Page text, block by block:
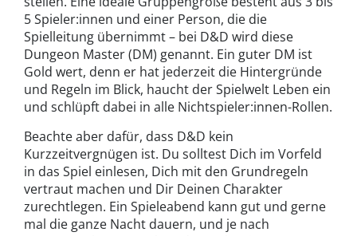
5 Spieler:innen und einer Person, die die
Spielleitung übernimmt – bei D&D wird diese
Dungeon Master (DM) genannt. Ein guter DM ist
Gold wert, denn er hat jederzeit die Hintergründe
und Regeln im Blick, haucht der Spielwelt Leben ein
und schlüpft dabei in alle Nichtspieler:innen-Rollen.
Beachte aber dafür, dass D&D kein
Kurzzeitvergnügen ist. Du solltest Dich im Vorfeld
in das Spiel einlesen, Dich mit den Grundregeln
vertraut machen und Dir Deinen Charakter
zurechtlegen. Ein Spieleabend kann gut und gerne
mal die ganze Nacht dauern, und je nach